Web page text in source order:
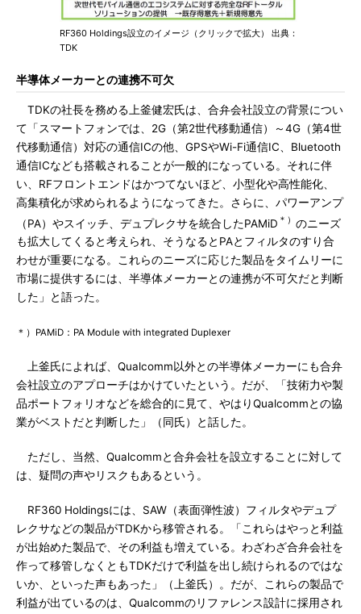
RF360 Holdings設立のイメージ（クリックで拡大） 出典：
TDK
半導体メーカーとの連携不可欠
TDKの社長を務める上釜健宏氏は、合弁会社設立の背景につい
て「スマートフォンでは、2G（第2世代移動通信）～4G（第4世
代移動通信）対応の通信ICの他、GPSやWi-Fi通信IC、Bluetooth
通信ICなども搭載されることが一般的になっている。それに伴
い、RFフロントエンドはかつてないほど、小型化や高性能化、
高集積化が求められるようになってきた。さらに、パワーアンプ
（PA）やスイッチ、デュプレクサを統合したPAMiD ＊） のニーズ
も拡大してくると考えられ、そうなるとPAとフィルタのすり合
わせが重要になる。これらのニーズに応じた製品をタイムリーに
市場に提供するには、半導体メーカーとの連携が不可欠だと判断
した」と語った。
＊）PAMiD：PA Module with integrated Duplexer
上釜氏によれば、Qualcomm以外との半導体メーカーにも合弁
会社設立のアプローチはかけていたという。だが、「技術力や製
品ポートフォリオなどを総合的に見て、やはりQualcommとの協
業がベストだと判断した」（同氏）と話した。
ただし、当然、Qualcommと合弁会社を設立することに対して
は、疑問の声やリスクもあるという。
RF360 Holdingsには、SAW（表面弾性波）フィルタやデュプ
レクサなどの製品がTDKから移管される。「これらはやっと利益
が出始めた製品で、その利益も増えている。わざわざ合弁会社を
作って移管しなくともTDKだけで利益を出し続けられるのではな
いか、といった声もあった」（上釜氏）。だが、これらの製品で
利益が出ているのは、Qualcommのリファレンス設計に採用され